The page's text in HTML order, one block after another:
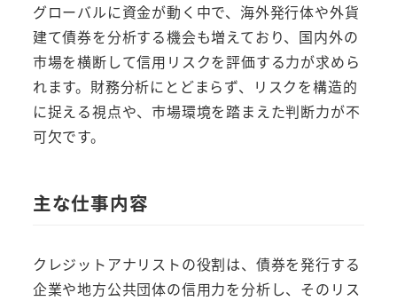
グローバルに資金が動く中で、海外発行体や外貨
建て債券を分析する機会も増えており、国内外の
市場を横断して信用リスクを評価する力が求めら
れます。財務分析にとどまらず、リスクを構造的
に捉える視点や、市場環境を踏まえた判断力が不
可欠です。
主な仕事内容
クレジットアナリストの役割は、債券を発行する
企業や地方公共団体の信用力を分析し、そのリス